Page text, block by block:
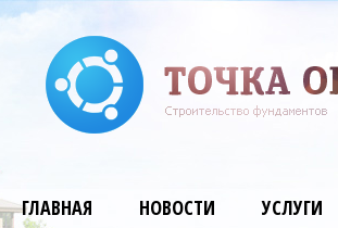
ГЛАВНАЯ НОВОСТИ УСЛУГИ